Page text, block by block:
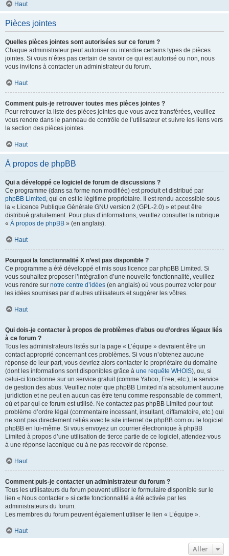
Haut
Pièces jointes
Quelles pièces jointes sont autorisées sur ce forum ?
Chaque administrateur peut autoriser ou interdire certains types de pièces
jointes. Si vous n’êtes pas certain de savoir ce qui est autorisé ou non, nous
vous invitons à contacter un administrateur du forum.
Haut
Comment puis-je retrouver toutes mes pièces jointes ?
Pour retrouver la liste des pièces jointes que vous avez transférées, veuillez
vous rendre dans le panneau de contrôle de l’utilisateur et suivre les liens vers
la section des pièces jointes.
Haut
À propos de phpBB
Qui a développé ce logiciel de forum de discussions ?
Ce programme (dans sa forme non modifiée) est produit et distribué par
phpBB Limited , qui en est le légitime propriétaire. Il est rendu accessible sous
la « Licence Publique Générale GNU version 2 (GPL-2.0) » et peut être
distribué gratuitement. Pour plus d’informations, veuillez consulter la rubrique
« À propos de phpBB » (en anglais).
Haut
Pourquoi la fonctionnalité X n’est pas disponible ?
Ce programme a été développé et mis sous licence par phpBB Limited. Si
vous souhaitez proposer l’intégration d’une nouvelle fonctionnalité, veuillez
vous rendre sur notre centre d’idées (en anglais) où vous pourrez voter pour
les idées soumises par d’autres utilisateurs et suggérer les vôtres.
Haut
Qui dois-je contacter à propos de problèmes d’abus ou d’ordres légaux liés
à ce forum ?
Tous les administrateurs listés sur la page « L’équipe » devraient être un
contact approprié concernant ces problèmes. Si vous n’obtenez aucune
réponse de leur part, vous devriez alors contacter le propriétaire du domaine
(dont les informations sont disponibles grâce à une requête WHOIS), ou, si
celui-ci fonctionne sur un service gratuit (comme Yahoo, Free, etc.), le service
de gestion des abus. Veuillez noter que phpBB Limited n’a absolument aucune
juridiction et ne peut en aucun cas être tenu comme responsable de comment,
où et par qui ce forum est utilisé. Ne contactez pas phpBB Limited pour tout
problème d’ordre légal (commentaire incessant, insultant, diffamatoire, etc.) qui
ne sont pas directement reliés avec le site internet de phpBB.com ou le logiciel
phpBB en lui-même. Si vous envoyez un courrier électronique à phpBB
Limited à propos d’une utilisation de tierce partie de ce logiciel, attendez-vous
à une réponse laconique ou à ne pas recevoir de réponse.
Haut
Comment puis-je contacter un administrateur du forum ?
Tous les utilisateurs du forum peuvent utiliser le formulaire disponible sur le
lien « Nous contacter » si cette fonctionnalité a été activée par les
administrateurs du forum.
Les membres du forum peuvent également utiliser le lien « L’équipe ».
Haut
Aller